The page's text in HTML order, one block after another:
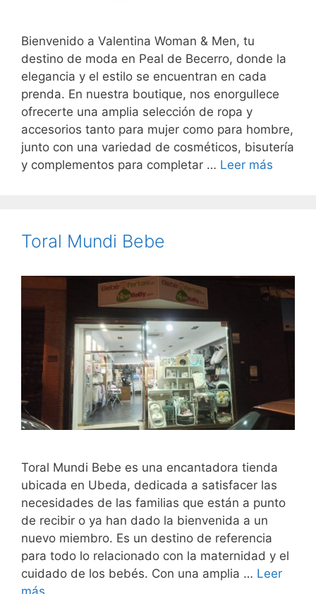
Bienvenido a Valentina Woman & Men, tu
destino de moda en Peal de Becerro, donde la
elegancia y el estilo se encuentran en cada
prenda. En nuestra boutique, nos enorgullece
ofrecerte una amplia selección de ropa y
accesorios tanto para mujer como para hombre,
junto con una variedad de cosméticos, bisutería
y complementos para completar … Leer más
Toral Mundi Bebe
Toral Mundi Bebe es una encantadora tienda
ubicada en Ubeda, dedicada a satisfacer las
necesidades de las familias que están a punto
de recibir o ya han dado la bienvenida a un
nuevo miembro. Es un destino de referencia
para todo lo relacionado con la maternidad y el
cuidado de los bebés. Con una amplia … Leer
más